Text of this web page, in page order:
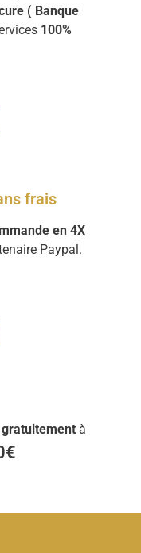
( Banque
100%
frais
en 4X
Paypal.
à